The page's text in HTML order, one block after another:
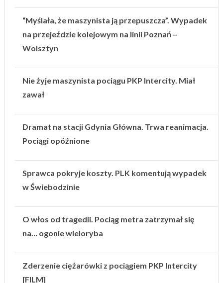
“Myślała, że maszynista ją przepuszcza”. Wypadek
na przejeździe kolejowym na linii Poznań –
Wolsztyn
Nie żyje maszynista pociągu PKP Intercity. Miał
zawał
Dramat na stacji Gdynia Główna. Trwa reanimacja.
Pociągi opóźnione
Sprawca pokryje koszty. PLK komentują wypadek
w Świebodzinie
O włos od tragedii. Pociąg metra zatrzymał się
na… ogonie wieloryba
Zderzenie ciężarówki z pociągiem PKP Intercity
[FILM]